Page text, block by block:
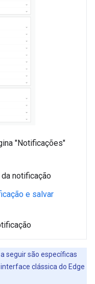
"Notificações"
notificação
e salvar
seguir são específicas
clássica do Edge